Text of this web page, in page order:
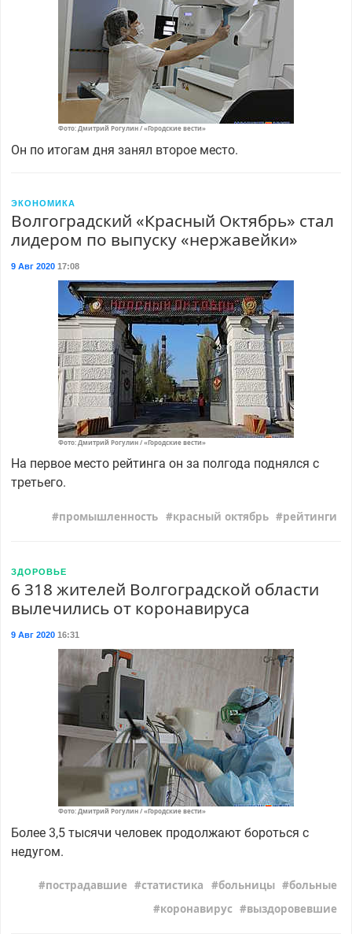
Фото: Дмитрий Рогулин / «Городские вести»
Он по итогам дня занял второе место.
ЭКОНОМИКА
Волгоградский «Красный Октябрь» стал
лидером по выпуску «нержавейки»
9 Авг 202017:08
Фото: Дмитрий Рогулин / «Городские вести»
На первое место рейтинга он за полгода поднялся с
третьего.
промышленность красный октябрь рейтинги
ЗДОРОВЬЕ
6 318 жителей Волгоградской области
вылечились от коронавируса
9 Авг 202016:31
Фото: Дмитрий Рогулин / «Городские вести»
Более 3,5 тысячи человек продолжают бороться с
недугом.
пострадавшие статистика больницы
больные
коронавирус
выздоровевшие